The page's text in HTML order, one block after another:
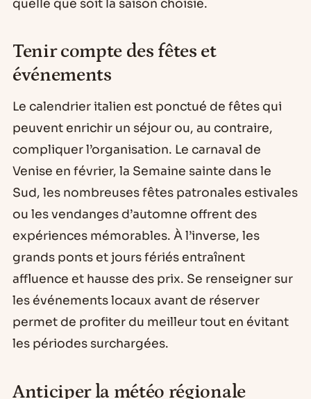
quelle que soit la saison choisie.
Tenir compte des fêtes et
événements
Le calendrier italien est ponctué de fêtes qui
peuvent enrichir un séjour ou, au contraire,
compliquer l’organisation. Le carnaval de
Venise en février, la Semaine sainte dans le
Sud, les nombreuses fêtes patronales estivales
ou les vendanges d’automne offrent des
expériences mémorables. À l’inverse, les
grands ponts et jours fériés entraînent
affluence et hausse des prix. Se renseigner sur
les événements locaux avant de réserver
permet de profiter du meilleur tout en évitant
les périodes surchargées.
Anticiper la météo régionale